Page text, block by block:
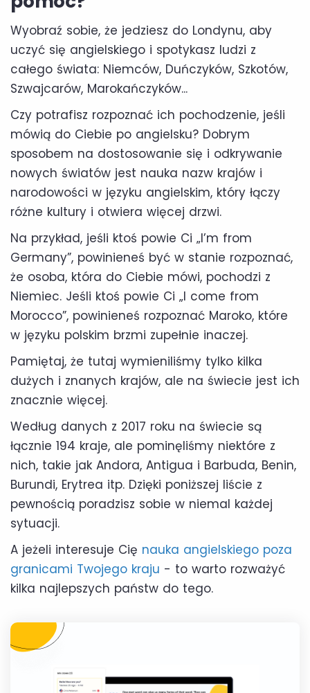
Wyobraź sobie, że jedziesz do Londynu, aby
uczyć się angielskiego i spotykasz ludzi z
całego świata: Niemców, Duńczyków, Szkotów,
Szwajcarów, Marokańczyków...
Czy potrafisz rozpoznać ich pochodzenie, jeśli
mówią do Ciebie po angielsku? Dobrym
sposobem na dostosowanie się i odkrywanie
nowych światów jest nauka nazw krajów i
narodowości w języku angielskim, który łączy
różne kultury i otwiera więcej drzwi.
Na przykład, jeśli ktoś powie Ci „I’m from
Germany”, powinieneś być w stanie rozpoznać,
że osoba, która do Ciebie mówi, pochodzi z
Niemiec. Jeśli ktoś powie Ci „I come from
Morocco”, powinieneś rozpoznać Maroko, które
w języku polskim brzmi zupełnie inaczej.
Pamiętaj, że tutaj wymieniliśmy tylko kilka
dużych i znanych krajów, ale na świecie jest ich
znacznie więcej.
Według danych z 2017 roku na świecie są
łącznie 194 kraje, ale pominęliśmy niektóre z
nich, takie jak Andora, Antigua i Barbuda, Benin,
Burundi, Erytrea itp. Dzięki poniższej liście z
pewnością poradzisz sobie w niemal każdej
sytuacji.
A jeżeli interesuje Cię nauka angielskiego poza
granicami Twojego kraju - to warto rozważyć
kilka najlepszych państw do tego.